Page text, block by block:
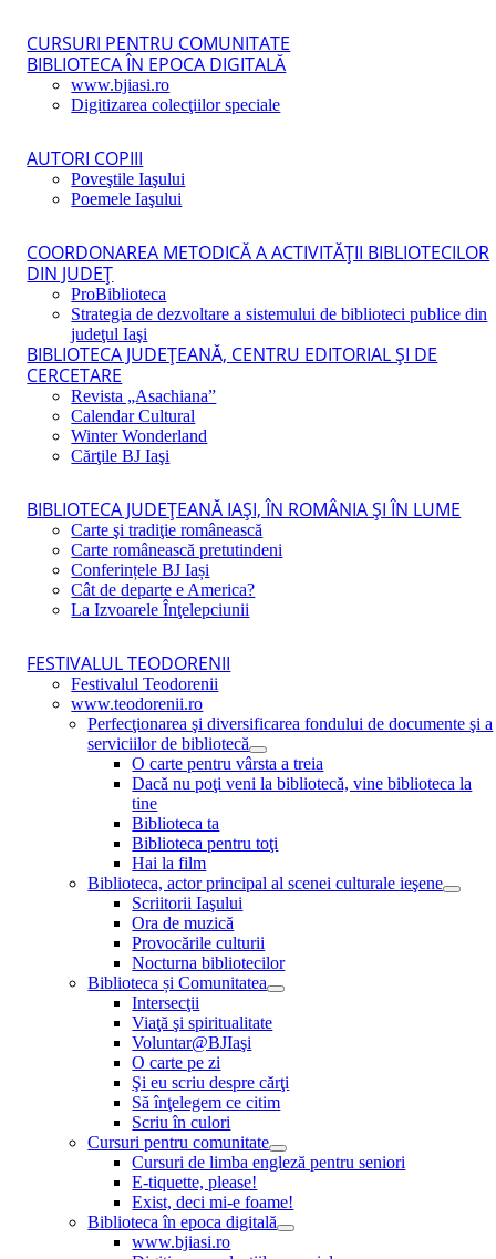
CURSURI PENTRU COMUNITATE
BIBLIOTECA ÎN EPOCA DIGITALĂ
www.bjiasi.ro
Digitizarea colecţiilor speciale
AUTORI COPIII
Poveştile Iaşului
Poemele Iaşului
COORDONAREA METODICĂ A ACTIVITĂŢII BIBLIOTECILOR
DIN JUDEŢ
ProBiblioteca
Strategia de dezvoltare a sistemului de biblioteci publice din
judeţul Iaşi
BIBLIOTECA JUDEŢEANĂ, CENTRU EDITORIAL ŞI DE
CERCETARE
Revista „Asachiana”
Calendar Cultural
Winter Wonderland
Cărţile BJ Iaşi
BIBLIOTECA JUDEŢEANĂ IAŞI, ÎN ROMÂNIA ŞI ÎN LUME
Carte şi tradiţie românească
Carte românească pretutindeni
Conferințele BJ Iași
Cât de departe e America?
La Izvoarele Înţelepciunii
FESTIVALUL TEODORENII
Festivalul Teodorenii
www.teodorenii.ro
Perfecţionarea şi diversificarea fondului de documente şi a
serviciilor de bibliotecă
O carte pentru vârsta a treia
Dacă nu poţi veni la bibliotecă, vine biblioteca la
tine
Biblioteca ta
Biblioteca pentru toţi
Hai la film
Biblioteca, actor principal al scenei culturale ieşene
Scriitorii Iaşului
Ora de muzică
Provocările culturii
Nocturna bibliotecilor
Biblioteca și Comunitatea
Intersecţii
Viaţă şi spiritualitate
Voluntar@BJIaşi
O carte pe zi
Şi eu scriu despre cărţi
Să înţelegem ce citim
Scriu în culori
Cursuri pentru comunitate
Cursuri de limba engleză pentru seniori
E-tiquette, please!
Exist, deci mi-e foame!
Biblioteca în epoca digitală
www.bjiasi.ro